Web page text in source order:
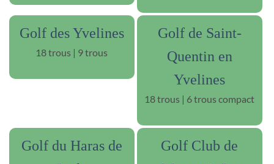
Golf des Yvelines
18 trous | 9 trous
Golf de Saint-
Quentin en
Yvelines
18 trous | 6 trous compact
Golf du Haras de
Golf Club de